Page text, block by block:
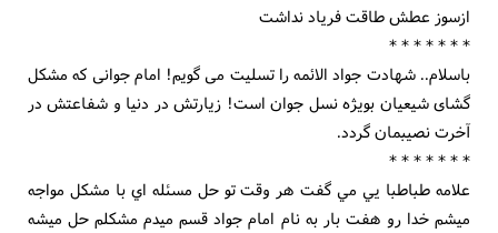
ازسوز عطش طاقت فرياد نداشت
* * * * * * *
باسلام.. شهادت جواد الائمه را تسلیت می گویم! امام جوانی که مشکل
گشای شیعیان بویژه نسل جوان است! زیارتش در دنیا و شفاعتش در
آخرت نصیبمان گردد.
* * * * * * *
علامه طباطبا يي مي گفت هر وقت تو حل مسئله اي با مشكل مواجه
ميشم خدا رو هفت بار به نام امام جواد قسم ميدم مشكلم حل ميشه